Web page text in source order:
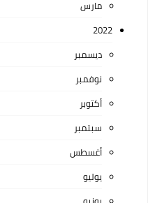
مارس
2022
ديسمبر
نوفمبر
أكتوبر
سبتمبر
أغسطس
يوليو